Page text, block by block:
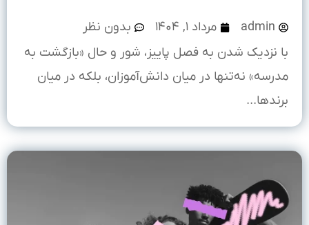
admin مرداد ۱, ۱۴۰۴
بدون نظر
با نزدیک شدن به فصل پاییز، شور و حال «بازگشت به
مدرسه» نه‌تنها در میان دانش‌آموزان، بلکه در میان
برندها...